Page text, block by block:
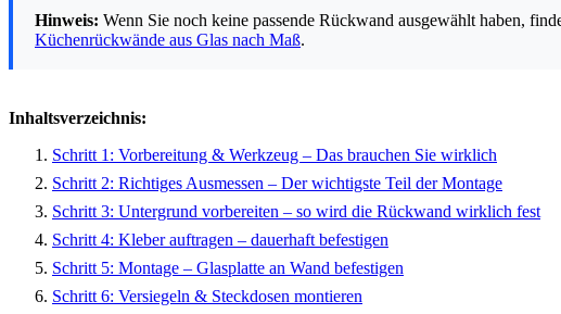
Hinweis: Wenn Sie noch keine passende Rückwand ausgewählt haben,
Küchenrückwände aus Glas nach Maß.
Inhaltsverzeichnis:
Schritt 1: Vorbereitung & Werkzeug – Das brauchen Sie wirklich
Schritt 2: Richtiges Ausmessen – Der wichtigste Teil der Montage
Schritt 3: Untergrund vorbereiten – so wird die Rückwand wirklich fest
Schritt 4: Kleber auftragen – dauerhaft befestigen
Schritt 5: Montage – Glasplatte an Wand befestigen
Schritt 6: Versiegeln & Steckdosen montieren